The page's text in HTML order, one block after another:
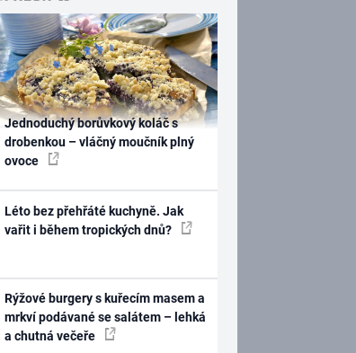
Jednoduchý borůvkový koláč s
drobenkou – vláčný moučník plný
ovoce
Léto bez přehřáté kuchyně. Jak
vařit i během tropických dnů?
Rýžové burgery s kuřecím masem a
mrkví podávané se salátem – lehká
a chutná večeře